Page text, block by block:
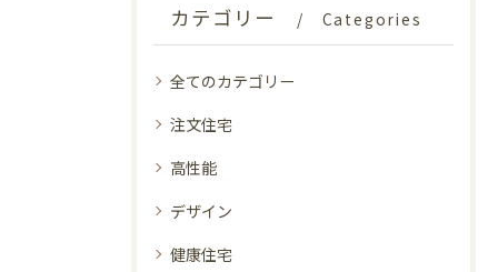
カテゴリー Categories
全てのカテゴリー
注文住宅
高性能
デザイン
健康住宅